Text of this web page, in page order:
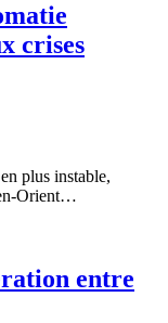
crises
plus instable,
Orient…
entre